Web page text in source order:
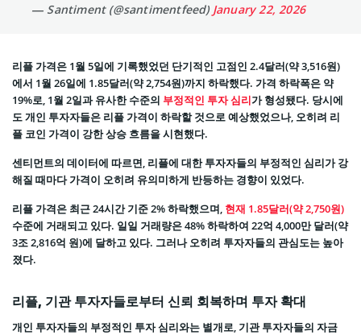
— Santiment (@santimentfeed) January 22, 2026
리플 가격은 1월 5일에 기록했었던 단기적인 고점인 2.4달러(약 3,516원)
에서 1월 26일에 1.85달러(약 2,754원)까지 하락했다. 가격 하락폭은 약
19%로, 1월 2일과 유사한 수준의 부정적인 투자 심리가 형성됐다. 당시에
도 개인 투자자들은 리플 가격이 하락할 것으로 예상했었으나, 오히려 리
플 코인 가격이 강한 상승 흐름을 시현했다.
센티먼트의 데이터에 따르면, 리플에 대한 투자자들의 부정적인 심리가 강
해질 때마다 가격이 오히려 유의미하게 반등하는 경향이 있었다.
리플 가격은 최근 24시간 기준 2% 하락했으며, 현재 1.85달러(약 2,750원)
수준에 거래되고 있다. 일일 거래량은 48% 하락하여 22억 4,000만 달러(약
3조 2,816억 원)에 달하고 있다. 그러나 오히려 투자자들의 관심도는 높아
졌다.
리플, 기관 투자자들로부터 신뢰 회복하며 투자 확대
개인 투자자들의 부정적인 투자 심리와는 별개로, 기관 투자자들의 자금